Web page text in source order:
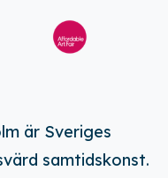
är Sveriges
samtidskonst.